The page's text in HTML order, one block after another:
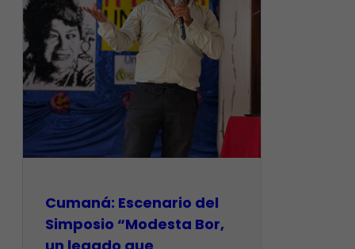
Cumaná: Escenario del
Simposio “Modesta Bor,